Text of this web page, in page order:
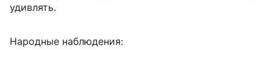
удивлять.
Народные наблюдения: